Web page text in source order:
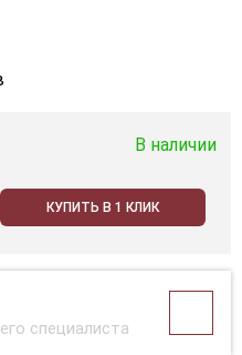
В наличии
КУПИТЬ В 1 КЛИК
специалиста